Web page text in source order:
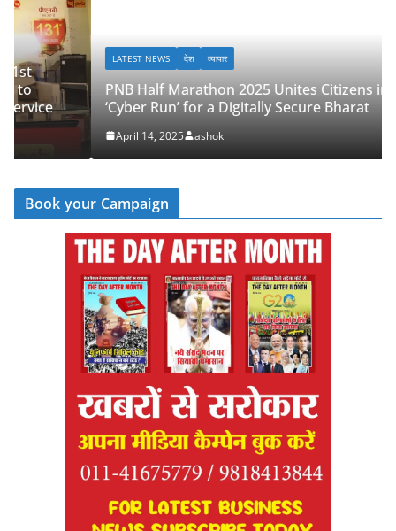
LATEST NEWS देश व्यापार
PNB Half Marathon 2025 Unites Citizens in a
‘Cyber Run’ for a Digitally Secure Bharat
April 14, 2025 ashok
Book your Campaign